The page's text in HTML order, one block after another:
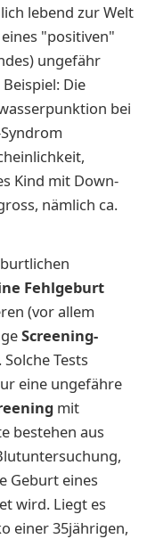
lebend zur Welt
"positiven"
ungefähr
Die
bei
Kind mit Down-
nämlich ca.
Fehlgeburt
(vor allem
Screening-
Tests
eine ungefähre
mit
bestehen aus
Geburt eines
wird. Liegt es
einer 35jährigen,